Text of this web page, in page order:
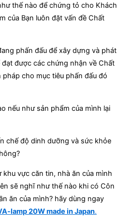
thế nào để chứng tỏ cho Khách
của Bạn luôn đặt vấn đề Chất
phấn đấu để xây dựng và phát
được các chứng nhận về Chất
pháp cho mục tiêu phấn đấu đó
nếu như sản phẩm của mình lại
chế độ dinh dưỡng và sức khỏe
khu vực căn tin, nhà ăn của mình
sẽ nghĩ như thế nào khi có Côn
ăn của mình? hãy dùng ngay
lamp 20W made in Japan.